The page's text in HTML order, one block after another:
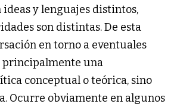
y lenguajes distintos,
son distintas. De esta
en torno a eventuales
principalmente una
conceptual o teórica, sino
Ocurre obviamente en algunos